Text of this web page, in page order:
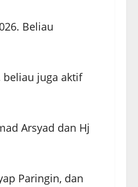
Beliau
beliau juga aktif
Arsyad dan Hj
Paringin, dan